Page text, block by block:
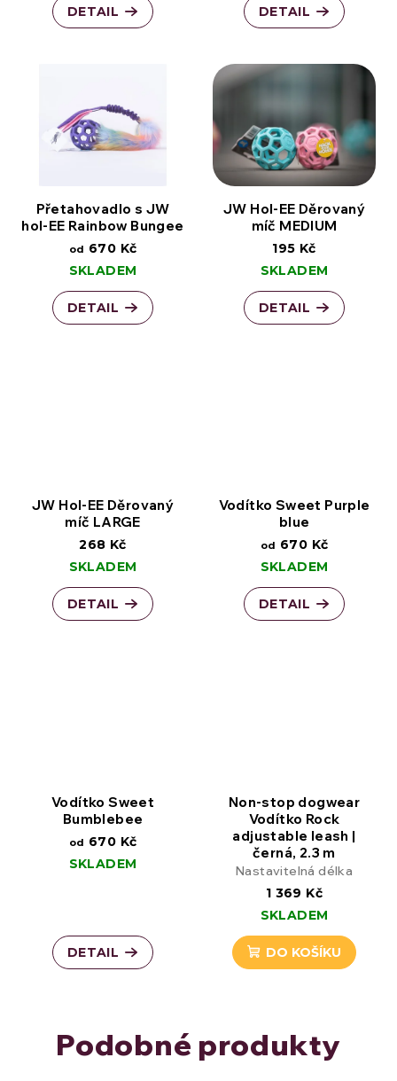
DETAIL DETAIL
Přetahovadlo s JW
hol-EE Rainbow Bungee
od 670 Kč
SKLADEM
DETAIL
JW Hol-EE Děrovaný
míč MEDIUM
195 Kč
SKLADEM
DETAIL
JW Hol-EE Děrovaný
míč LARGE
268 Kč
SKLADEM
DETAIL
Vodítko Sweet Purple
blue
od 670 Kč
SKLADEM
DETAIL
Vodítko Sweet
Bumblebee
od 670 Kč
SKLADEM
DETAIL
Non-stop dogwear
Vodítko Rock
adjustable leash |
černá, 2.3 m
Nastavitelná délka
1 369 Kč
SKLADEM
DO KOŠÍKU
Podobné produkty